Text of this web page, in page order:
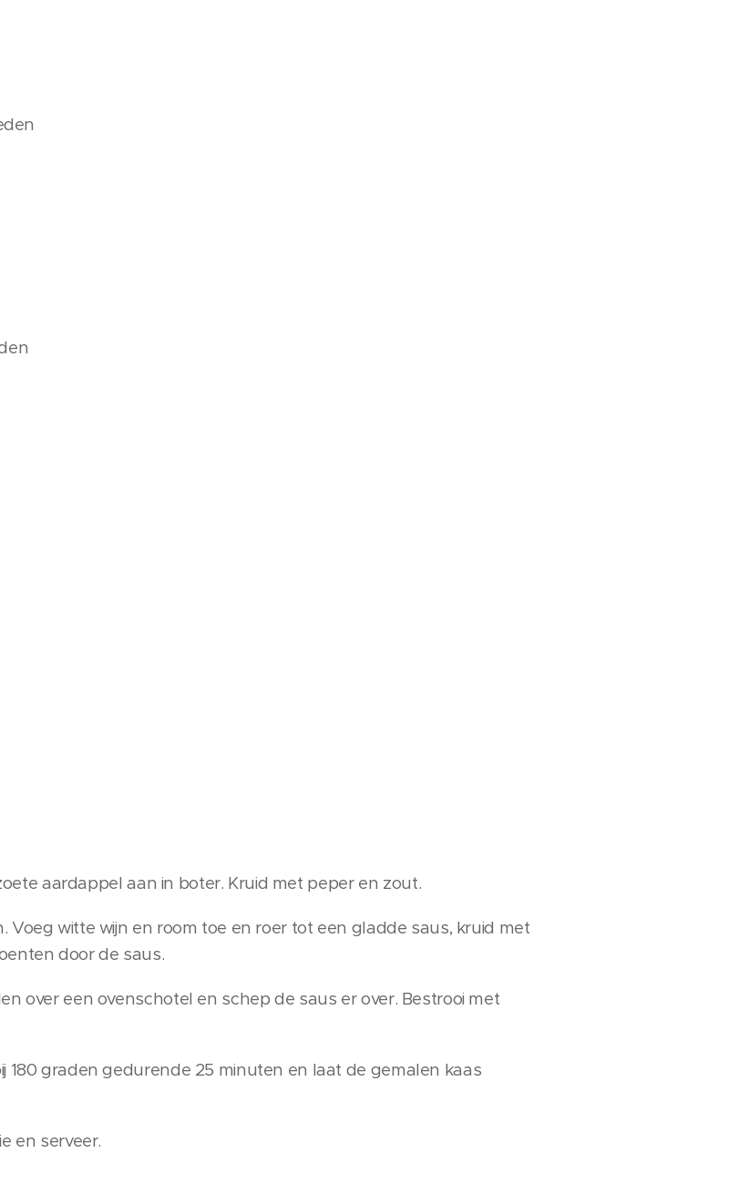
aardappel aan in boter. Kruid met peper en zout.
Voeg witte wijn en room toe en roer tot een gladde saus, kruid met
door de saus.
over een ovenschotel en schep de saus er over. Bestrooi met
180 graden gedurende 25 minuten en laat de gemalen kaas
en serveer.